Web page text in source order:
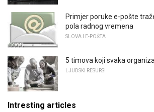
Primjer poruke e-pošte
pola radnog vremena
SLOVA I E-POŠTA
5 timova koji svaka
LJUDSKI RESURSI
Intresting articles